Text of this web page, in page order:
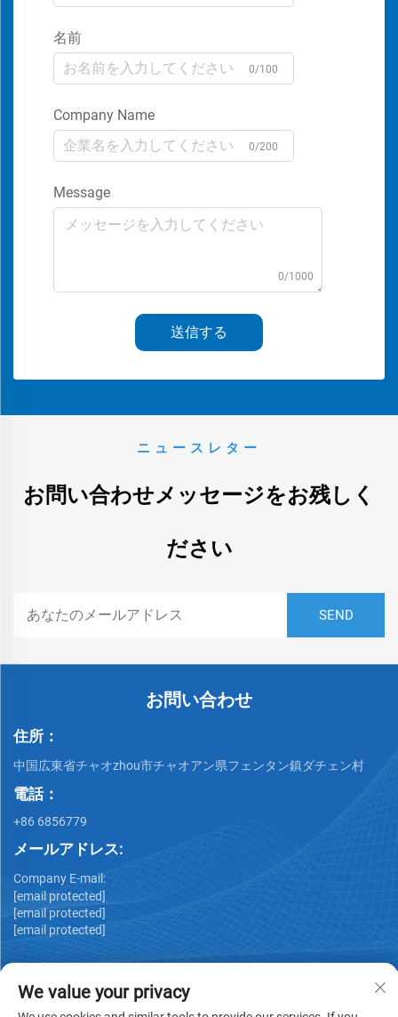
名前
0/100
Company Name
0/200
Message
0/1000
送信する
ニュースレター
お問い合わせメッセージをお残しく
ださい
お問い合わせ
住所：
中国広東省チャオzhou市チャオアン県フェンタン鎮ダチェン村
電話：
+86 6856779
メールアドレス:
Company E-mail:
[email protected]
[email protected]
[email protected]
We value your privacy